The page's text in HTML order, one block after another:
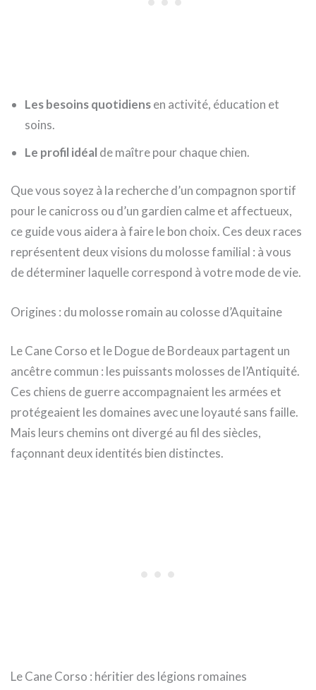
Les besoins quotidiensen activité, éducation et
soins.
Le profil idéal de maître pour chaque chien.
Que vous soyez à la recherche d’un compagnon sportif
pour le canicross ou d’un gardien calme et affectueux,
ce guide vous aidera à faire le bon choix. Ces deux races
représentent deux visions du molosse familial : à vous
de déterminer laquelle correspond à votre mode de vie.
Origines : du molosse romain au colosse d’Aquitaine
Le Cane Corso et le Dogue de Bordeaux partagent un
ancêtre commun : les puissants molosses de l’Antiquité.
Ces chiens de guerre accompagnaient les armées et
protégeaient les domaines avec une loyauté sans faille.
Mais leurs chemins ont divergé au fil des siècles,
façonnant deux identités bien distinctes.
Le Cane Corso : héritier des légions romaines